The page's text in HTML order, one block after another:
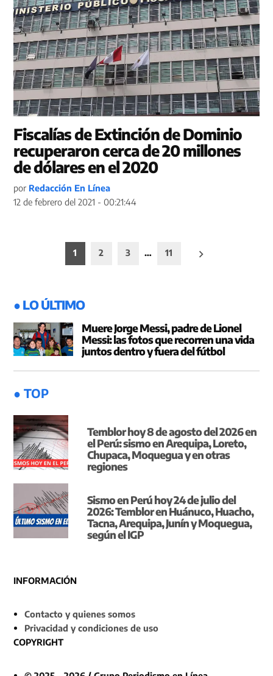
Fiscalías de Extinción de Dominio
recuperaron cerca de 20 millones
de dólares en el 2020
por Redacción En Línea
12 de febrero del 2021 - 00:21:44
Paginación
1 2 3 … 11
● LO ÚLTIMO
Muere Jorge Messi, padre de Lionel
Messi: las fotos que recorren una vida
juntos dentro y fuera del fútbol
● TOP
Temblor hoy 8 de agosto del 2026 en
el Perú: sismo en Arequipa, Loreto,
Chupaca, Moquegua y en otras
regiones
Sismo en Perú hoy 24 de julio del
2026: Temblor en Huánuco, Huacho,
Tacna, Arequipa, Junín y Moquegua,
según el IGP
INFORMACIÓN
Contacto y quienes somos
Privacidad y condiciones de uso
COPYRIGHT